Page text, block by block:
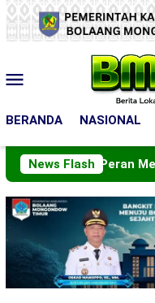
Loncat
ke
konten
Mobile
BERANDA NASIONAL
News Flash
Peran Menuju